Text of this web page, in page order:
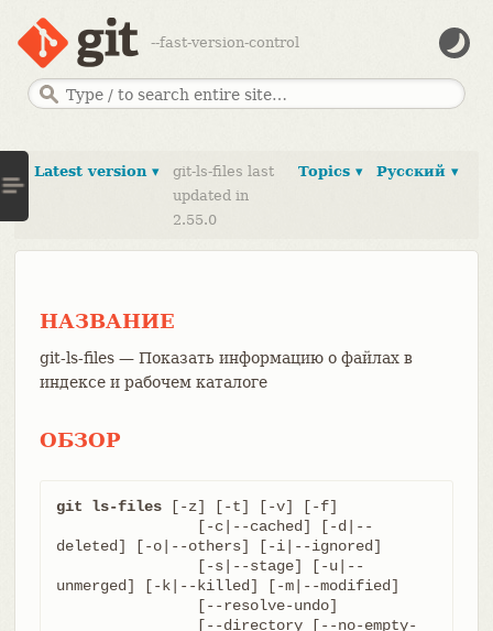
--fast-version-control
Русский ▾
Topics ▾
Latest version ▾
git-ls-files last
updated in
2.55.0
НАЗВАНИЕ
git-ls-files — Показать информацию о файлах в
индексе и рабочем каталоге
ОБЗОР
git ls-files [-z] [-t] [-v] [-f]
deleted] [-o|--others] [-i|--ignored]
unmerged] [-k|--killed] [-m|--modified]